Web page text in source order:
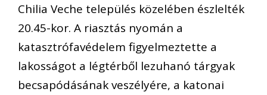
Chilia Veche település közelében észlelték
20.45-kor. A riasztás nyomán a
katasztrófavédelem figyelmeztette a
lakosságot a légtérből lezuhanó tárgyak
becsapódásának veszélyére, a katonai